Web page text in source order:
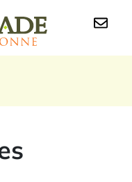
Grenade sur